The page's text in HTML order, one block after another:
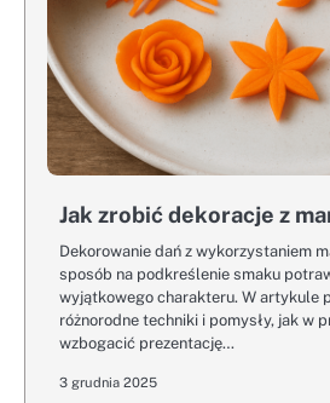
Jak zrobić dekoracje z
Dekorowanie dań z wykorzystaniem
sposób na podkreślenie smaku
wyjątkowego charakteru. W artykule
różnorodne techniki i pomysły, jak w
wzbogacić prezentację…
3 grudnia 2025